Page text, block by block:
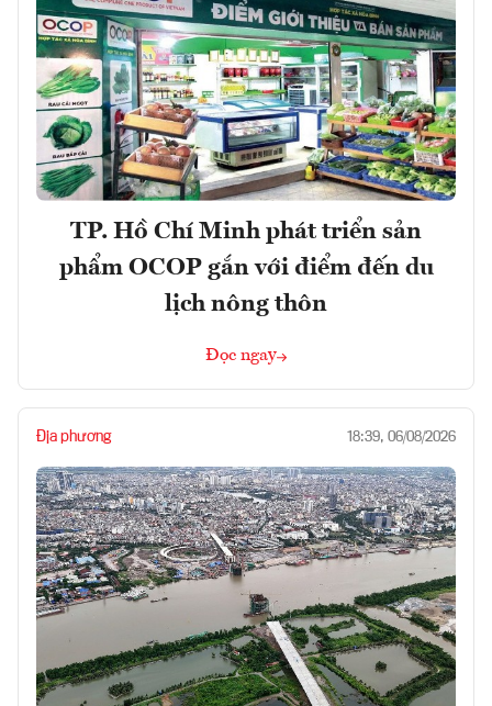
TP. Hồ Chí Minh phát triển sản
phẩm OCOP gắn với điểm đến du
lịch nông thôn
Đọc ngay
Địa phương 18:39, 06/08/2026